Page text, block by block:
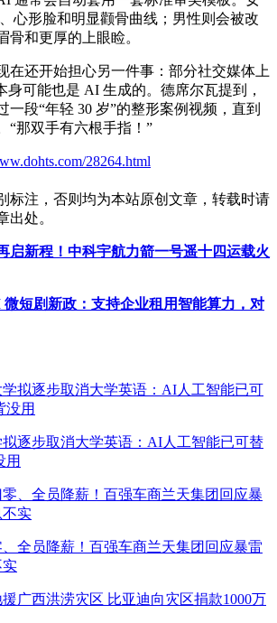
心形脸和明显颧骨曲线；男性则会被改
骨和更厚的上眼睑。
在还开始担心另一件事：部分社交媒体上
身可能也是 AI 生成的。德席尔瓦提到，
一段“年轻 30 岁”的整形案例视频，直到
“那双手有六根手指！”
28264.html
标注，否则均为本站原创文章，转载时请
出处。
启新程！中科宇航力箭一号遥十四运载火
微短剧新政：支持企业租用智能算力，对
逐步取消大学英语：AI人工智能已可替
用
全员降薪！百强车商兰天集团回应暴雷
实